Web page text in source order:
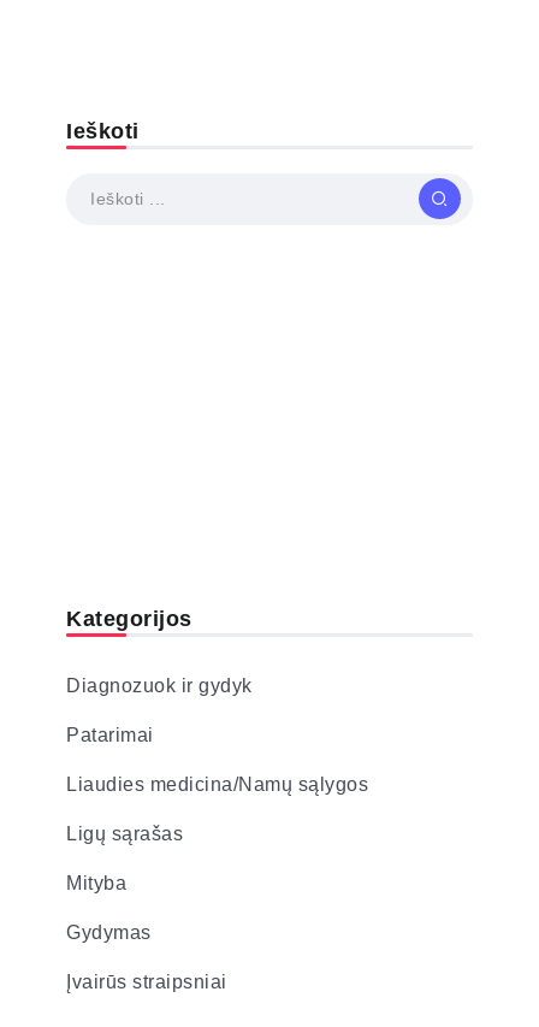
Ieškoti
Kategorijos
Diagnozuok ir gydyk
Patarimai
Liaudies medicina/Namų sąlygos
Ligų sąrašas
Mityba
Gydymas
Įvairūs straipsniai